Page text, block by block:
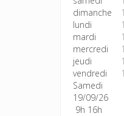
dimanche
lundi
mardi
mercredi
jeudi
vendredi
Samedi
19/09/26
9h 16h